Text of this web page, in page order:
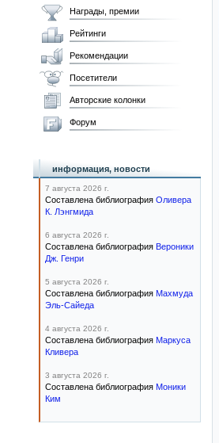
Награды, премии
Рейтинги
Рекомендации
Посетители
Авторские колонки
Форум
информация, новости
7 августа 2026 г.
Составлена библиография Оливера
К. Лэнгмида
6 августа 2026 г.
Составлена библиография Вероники
Дж. Генри
5 августа 2026 г.
Составлена библиография Махмуда
Эль-Сайеда
4 августа 2026 г.
Составлена библиография Маркуса
Кливера
3 августа 2026 г.
Составлена библиография Моники
Ким